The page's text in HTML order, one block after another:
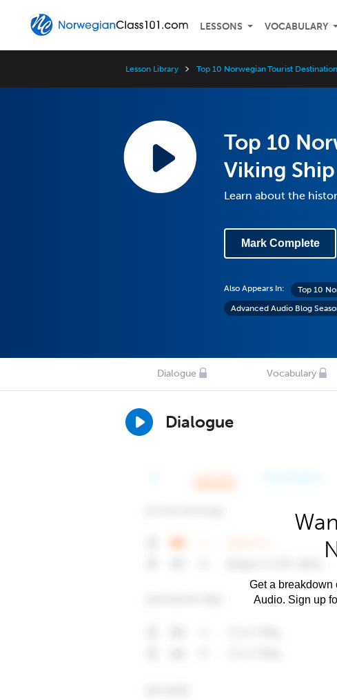
LESSONS VOCABULARY
Lesson Library Top 10 Norwegian Tourist
Top 10
Viking
Learn about the
Mark Complete
Also Appears In: Top 10
Advanced Audio Blog
Dialogue Vocabulary
Dialogue
Get a breakdown
Audio. Sign up